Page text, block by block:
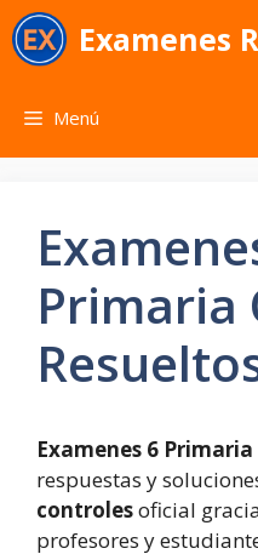
Saltar
al
contenido
Examenes
Menú
Primaria
Examenes 6
respuestas y
controlesoficial
profesores y